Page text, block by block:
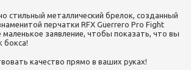
стильный металлический брелок, созданный
перчатки RFX Guerrero Pro Fight
заявление, чтобы показать, что вы
бокса!
качество прямо в ваших руках!